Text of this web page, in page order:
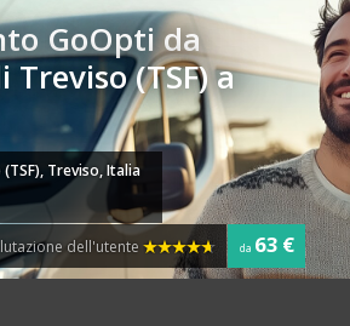
GoOpti da
(TSF) a
Treviso, Italia
dell'utente da 63 €